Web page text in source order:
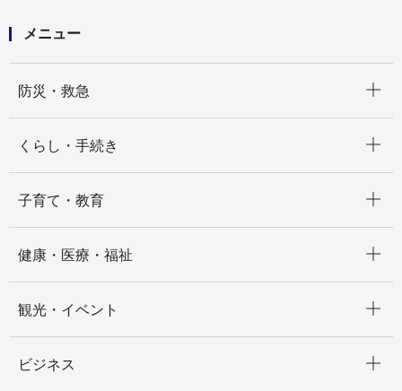
メニュー
防災・救急
くらし・手続き
子育て・教育
健康・医療・福祉
観光・イベント
ビジネス